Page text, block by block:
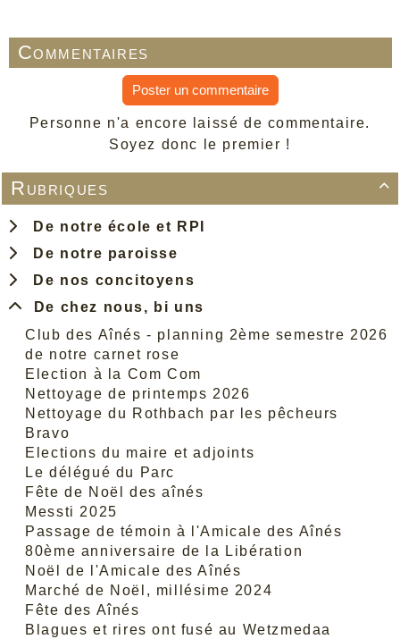

Rubriques
De notre école et RPI
De notre paroisse
De nos concitoyens
De chez nous, bi uns
Club des Aînés - planning 2ème semestre 2026
de notre carnet rose
Election à la Com Com
Nettoyage de printemps 2026
Nettoyage du Rothbach par les pêcheurs
Bravo
Elections du maire et adjoints
Le délégué du Parc
Fête de Noël des aînés
Messti 2025
Passage de témoin à l'Amicale des Aînés
80ème anniversaire de la Libération
Noël de l'Amicale des Aînés
Marché de Noël, millésime 2024
Fête des Aînés
Blagues et rires ont fusé au Wetzmedaa
Commentaires
Poster un commentaire
Personne n'a encore laissé de commentaire.
Soyez donc le premier !